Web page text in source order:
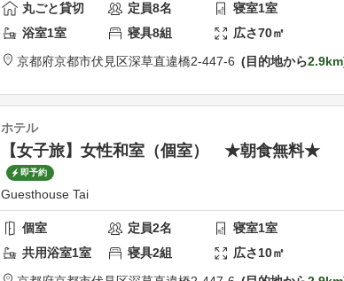
丸ごと貸切 定員8名 寝室1室
浴室1室 寝具8組 広さ70㎡
京都府京都市伏見区深草直違橋2-447-6 目的地から2.9km
ホテル
【女子旅】女性和室（個室） ★朝食無料★
即予約
Guesthouse Tai
個室 定員2名 寝室1室
共用浴室1室 寝具2組 広さ10㎡